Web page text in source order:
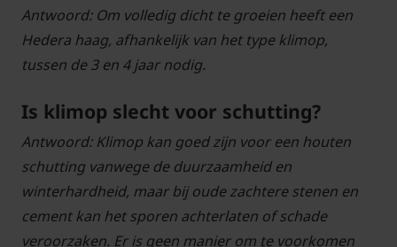
Antwoord: Om volledig dicht te groeien heeft een
Hedera haag, afhankelijk van het type klimop,
tussen de 3 en 4 jaar nodig.
Is klimop slecht voor schutting?
Antwoord: Klimop kan goed zijn voor een houten
schutting vanwege de duurzaamheid en
winterhardheid, maar bij oude zachtere stenen en
cement kan het sporen achterlaten of schade
veroorzaken. Er is geen manier om te voorkomen